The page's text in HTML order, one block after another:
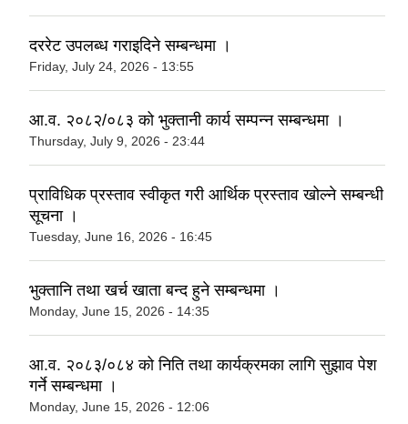
दररेट उपलब्ध गराइदिने सम्बन्धमा ।
Friday, July 24, 2026 - 13:55
आ.व. २०८२/०८३ को भुक्तानी कार्य सम्पन्न सम्बन्धमा ।
Thursday, July 9, 2026 - 23:44
प्राविधिक प्रस्ताव स्वीकृत गरी आर्थिक प्रस्ताव खोल्ने सम्बन्धी
सूचना ।
Tuesday, June 16, 2026 - 16:45
भुक्तानि तथा खर्च खाता बन्द हुने सम्बन्धमा ।
Monday, June 15, 2026 - 14:35
आ.व. २०८३/०८४ को निति तथा कार्यक्रमका लागि सुझाव पेश
गर्ने सम्बन्धमा ।
Monday, June 15, 2026 - 12:06